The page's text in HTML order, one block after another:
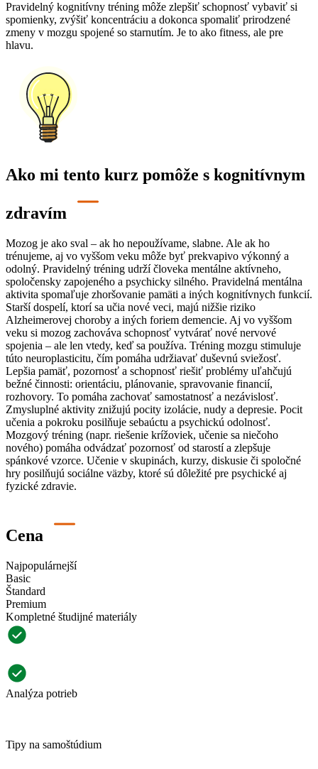
Pravidelný kognitívny tréning môže zlepšiť schopnosť vybaviť si
spomienky, zvýšiť koncentráciu a dokonca spomaliť prirodzené
zmeny v mozgu spojené so starnutím. Je to ako fitness, ale pre
hlavu.
Ako mi tento kurz pomôže s kognitívnym
zdravím
Mozog je ako sval – ak ho nepoužívame, slabne. Ale ak ho
trénujeme, aj vo vyššom veku môže byť prekvapivo výkonný a
odolný. Pravidelný tréning udrží človeka mentálne aktívneho,
spoločensky zapojeného a psychicky silného. Pravidelná mentálna
aktivita spomaľuje zhoršovanie pamäti a iných kognitívnych funkcií.
Starší dospelí, ktorí sa učia nové veci, majú nižšie riziko
Alzheimerovej choroby a iných foriem demencie. Aj vo vyššom
veku si mozog zachováva schopnosť vytvárať nové nervové
spojenia – ale len vtedy, keď sa používa. Tréning mozgu stimuluje
túto neuroplasticitu, čím pomáha udržiavať duševnú sviežosť.
Lepšia pamäť, pozornosť a schopnosť riešiť problémy uľahčujú
bežné činnosti: orientáciu, plánovanie, spravovanie financií,
rozhovory. To pomáha zachovať samostatnosť a nezávislosť.
Zmysluplné aktivity znižujú pocity izolácie, nudy a depresie. Pocit
učenia a pokroku posilňuje sebaúctu a psychickú odolnosť.
Mozgový tréning (napr. riešenie krížoviek, učenie sa niečoho
nového) pomáha odvádzať pozornosť od starostí a zlepšuje
spánkové vzorce. Učenie v skupinách, kurzy, diskusie či spoločné
hry posilňujú sociálne väzby, ktoré sú dôležité pre psychické aj
fyzické zdravie.
Cena
Najpopulárnejší
Basic
Štandard
Premium
Kompletné študijné materiály
Analýza potrieb
Tipy na samoštúdium